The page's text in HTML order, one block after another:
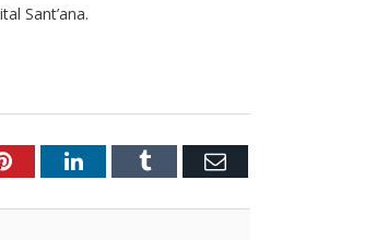
Sant’ana.
PinterestLinkedInTumblr Email